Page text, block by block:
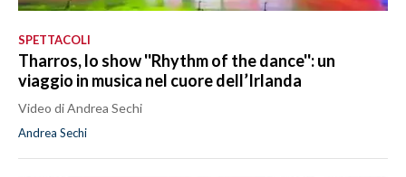
SPETTACOLI
Tharros, lo show ''Rhythm of the dance'': un
viaggio in musica nel cuore dell’Irlanda
Video di Andrea Sechi
Andrea Sechi